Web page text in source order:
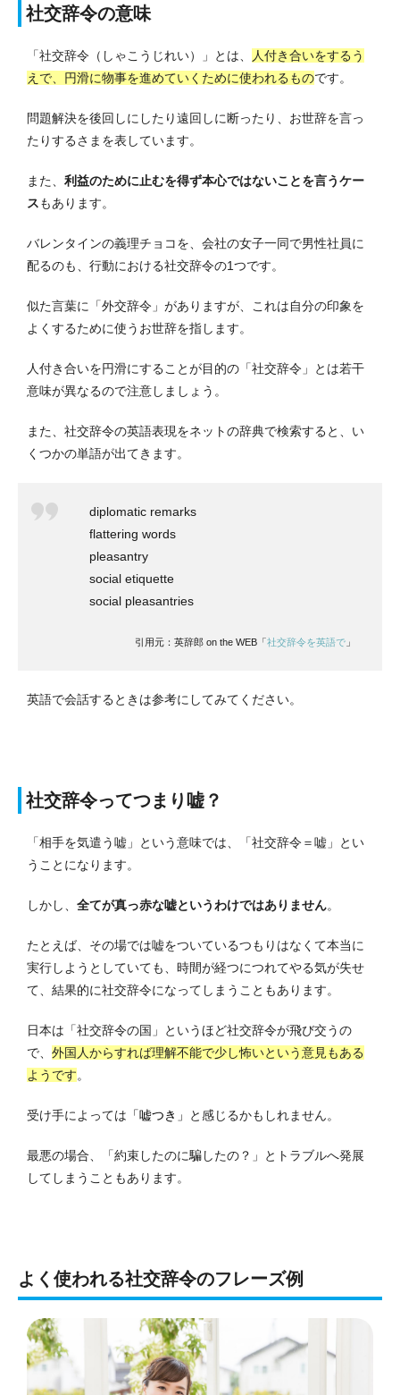
社交辞令の意味
「社交辞令（しゃこうじれい）」とは、
人付き合いをするう
えで、円滑に物事を進めていくために使われるものです。
問題解決を後回しにしたり遠回しに断ったり、お世辞を言っ
たりするさまを表しています。
また、 利益のために止むを得ず本心ではないことを言うケー
スもあります。
バレンタインの義理チョコを、会社の女子一同で男性社員に
配るのも、行動における社交辞令の1つです。
似た言葉に「外交辞令」がありますが、これは自分の印象を
よくするために使うお世辞を指します。
人付き合いを円滑にすることが目的の「社交辞令」とは若干
意味が異なるので注意しましょう。
また、社交辞令の英語表現をネットの辞典で検索すると、い
くつかの単語が出てきます。
diplomatic remarks
flattering words
pleasantry
social etiquette
social pleasantries
引用元：英辞郎 on the WEB「社交辞令を英語で 」
英語で会話するときは参考にしてみてください。
社交辞令ってつまり嘘？
「相手を気遣う嘘」という意味では、「社交辞令＝嘘」とい
うことになります。
しかし、 全てが真っ赤な嘘というわけではありません。
たとえば、その場では嘘をついているつもりはなくて本当に
実行しようとしていても、時間が経つにつれてやる気が失せ
て、結果的に社交辞令になってしまうこともあります。
日本は「社交辞令の国」というほど社交辞令が飛び交うの
で、 外国人からすれば理解不能で少し怖いという意見もある
ようです。
受け手によっては 「嘘つき」 と感じるかもしれません。
最悪の場合、「約束したのに騙したの？」とトラブルへ発展
してしまうこともあります。
よく使われる社交辞令のフレーズ例